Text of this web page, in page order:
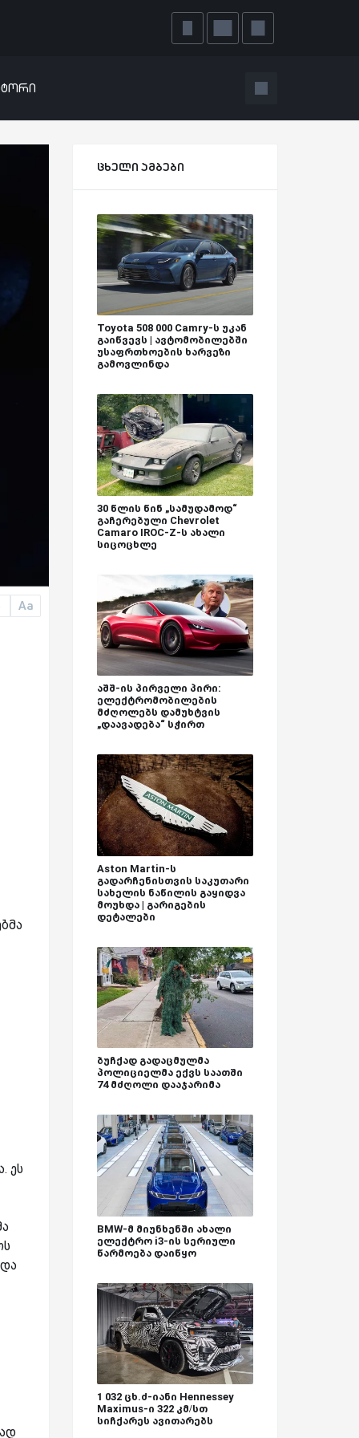
Aa
ეს
ცხელი ამბები
Toyota 508 000 Camry-ს უკან
გაიწვევს | ავტომობილებში
უსაფრთხოების ხარვეზი
გამოვლინდა
30 წლის წინ „სამუდამოდ“
გაჩერებული Chevrolet
Camaro IROC-Z-ს ახალი
სიცოცხლე
აშშ-ის პირველი პირი:
ელექტრომობილების
მძღოლებს დამუხტვის
„დაავადება“ სჭირთ
Aston Martin-ს
გადარჩენისთვის საკუთარი
სახელის ნაწილის გაყიდვა
მოუხდა | გარიგების
დეტალები
ბუჩქად გადაცმულმა
პოლიციელმა ექვს საათში
74 მძღოლი დააჯარიმა
BMW-მ მიუნხენში ახალი
ელექტრო i3-ის სერიული
წარმოება დაიწყო
1 032 ცხ.ძ-იანი Hennessey
Maximus-ი 322 კმ/სთ
სიჩქარეს ავითარებს